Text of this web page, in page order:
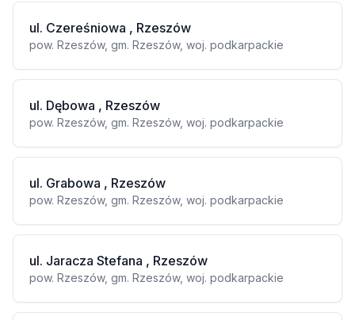
ul. Czereśniowa , Rzeszów
pow. Rzeszów, gm. Rzeszów, woj. podkarpackie
ul. Dębowa , Rzeszów
pow. Rzeszów, gm. Rzeszów, woj. podkarpackie
ul. Grabowa , Rzeszów
pow. Rzeszów, gm. Rzeszów, woj. podkarpackie
ul. Jaracza Stefana , Rzeszów
pow. Rzeszów, gm. Rzeszów, woj. podkarpackie